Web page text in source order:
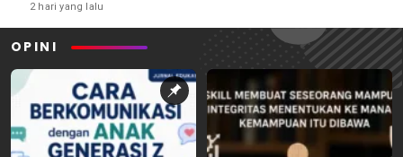
2 hari yang lalu
OPINI